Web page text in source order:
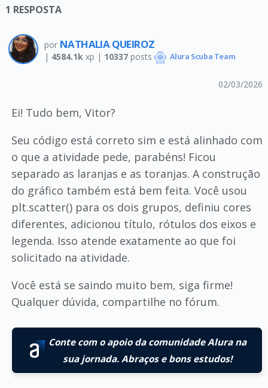
1 RESPOSTA
por NATHALIA QUEIROZ
| 4584.1k xp | 10337posts Alura Scuba Team
02/03/2026
Ei! Tudo bem, Vitor?
Seu código está correto sim e está alinhado com
o que a atividade pede, parabéns! Ficou
separado as laranjas e as toranjas. A construção
do gráfico também está bem feita. Você usou
plt.scatter() para os dois grupos, definiu cores
diferentes, adicionou título, rótulos dos eixos e
legenda. Isso atende exatamente ao que foi
solicitado na atividade.
Você está se saindo muito bem, siga firme!
Qualquer dúvida, compartilhe no fórum.
Conte com o apoio da comunidade Alura na
sua jornada. Abraços e bons estudos!